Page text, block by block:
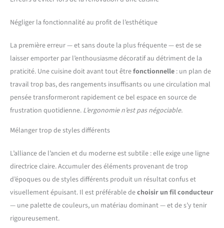
Négliger la fonctionnalité au profit de l’esthétique
La première erreur — et sans doute la plus fréquente — est de se
laisser emporter par l’enthousiasme décoratif au détriment de la
praticité. Une cuisine doit avant tout êtrefonctionnelle : un plan de
travail trop bas, des rangements insuffisants ou une circulation mal
pensée transformeront rapidement ce bel espace en source de
frustration quotidienne. L’ergonomie n’est pas négociable.
Mélanger trop de styles différents
L’alliance de l’ancien et du moderne est subtile : elle exige une ligne
directrice claire. Accumuler des éléments provenant de trop
d’époques ou de styles différents produit un résultat confus et
visuellement épuisant. Il est préférable dechoisir un fil conducteur
— une palette de couleurs, un matériau dominant — et de s’y tenir
rigoureusement.